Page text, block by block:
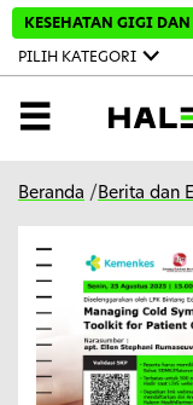
k
KESEHATAN GIGI
PILIH KATEGORI
MENU
Beranda / Berita dan